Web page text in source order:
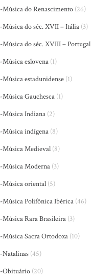
-Música do Renascimento (26)
-Música do séc. XVII – Itália (3)
-Música do séc. XVIII – Portugal
-Música eslovena (1)
-Música estadunidense (1)
-Música Gauchesca (1)
-Música Indiana (2)
-Música indígena (8)
-Música Medieval (8)
-Música Moderna (3)
-Música oriental (5)
-Música Polifônica Ibérica (46)
-Música Rara Brasileira (3)
-Música Sacra Ortodoxa (10)
-Natalinas (45)
-Obituário (20)